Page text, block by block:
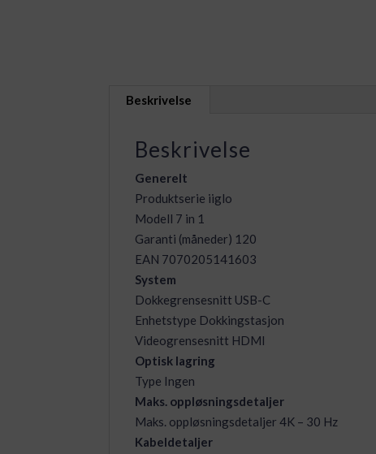
Beskrivelse
Beskrivelse
Generelt
Produktserie iiglo
Modell 7 in 1
Garanti (måneder) 120
EAN 7070205141603
System
Dokkegrensesnitt USB-C
Enhetstype Dokkingstasjon
Videogrensesnitt HDMI
Optisk lagring
Type Ingen
Maks. oppløsningsdetaljer
Maks. oppløsningsdetaljer 4K – 30 Hz
Kabeldetaljer